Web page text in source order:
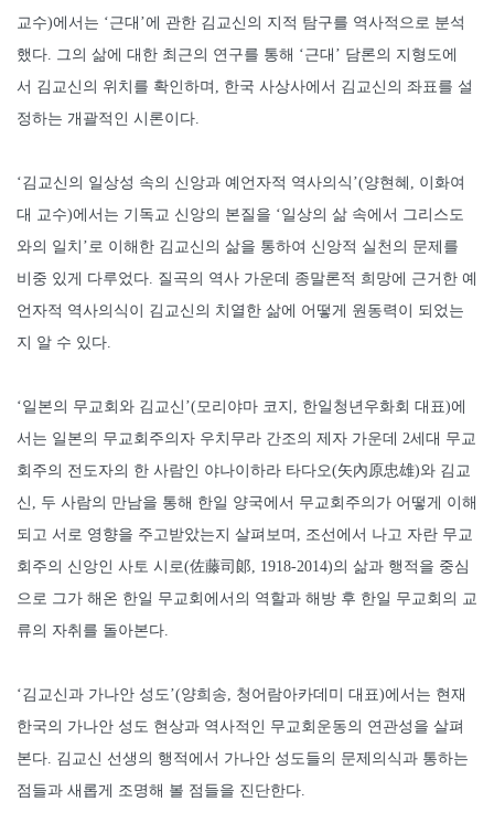
교수)에서는 ‘근대’에 관한 김교신의 지적 탐구를 역사적으로 분석
했다. 그의 삶에 대한 최근의 연구를 통해 ‘근대’ 담론의 지형도에
서 김교신의 위치를 확인하며, 한국 사상사에서 김교신의 좌표를 설
정하는 개괄적인 시론이다.
‘김교신의 일상성 속의 신앙과 예언자적 역사의식’(양현혜, 이화여
대 교수)에서는 기독교 신앙의 본질을 ‘일상의 삶 속에서 그리스도
와의 일치’로 이해한 김교신의 삶을 통하여 신앙적 실천의 문제를
비중 있게 다루었다. 질곡의 역사 가운데 종말론적 희망에 근거한 예
언자적 역사의식이 김교신의 치열한 삶에 어떻게 원동력이 되었는
지 알 수 있다.
‘일본의 무교회와 김교신’(모리야마 코지, 한일청년우화회 대표)에
서는 일본의 무교회주의자 우치무라 간조의 제자 가운데 2세대 무교
회주의 전도자의 한 사람인 야나이하라 타다오(矢內原忠雄)와 김교
신, 두 사람의 만남을 통해 한일 양국에서 무교회주의가 어떻게 이해
되고 서로 영향을 주고받았는지 살펴보며, 조선에서 나고 자란 무교
회주의 신앙인 사토 시로(佐藤司郞, 1918-2014)의 삶과 행적을 중심
으로 그가 해온 한일 무교회에서의 역할과 해방 후 한일 무교회의 교
류의 자취를 돌아본다.
‘김교신과 가나안 성도’(양희송, 청어람아카데미 대표)에서는 현재
한국의 가나안 성도 현상과 역사적인 무교회운동의 연관성을 살펴
본다. 김교신 선생의 행적에서 가나안 성도들의 문제의식과 통하는
점들과 새롭게 조명해 볼 점들을 진단한다.